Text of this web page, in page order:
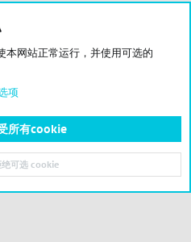
本网站正常运行，并使用可选的
项
所有cookie
绝可选 cookie